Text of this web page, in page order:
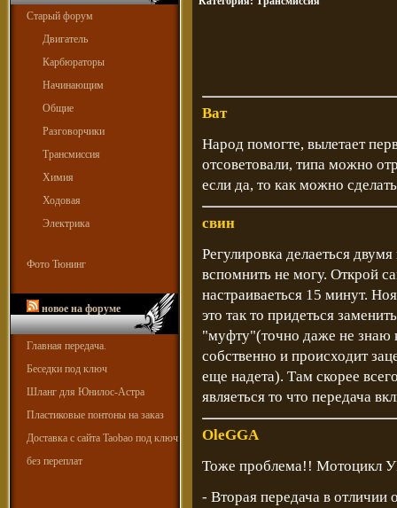
Старый форум
Двигатель
Карбюраторы
Начинающим
Общие
Разговорчики
Трансмиссия
Химия
Ходовая
Электрика
Фото Тюнинг
новое на форуме
Главная передача.
Беседки под ключ
Шланг для Юнилос-Астра
Пластиковые понтоны на заказ
Доставка с сайта Taobao под ключ
без переплат
Ват
Народ помогте, вылетает
отсоветовали, типа можно
если да, то как можно
свин
Регулировка делаеться
вспомнить не могу. Открой
настраиваеться 15 минут.
это так то придеться
"муфту"(точно даже не знаю
собственно и происходит
еще надета). Там скорее
являеться то что передача
OleGGA
Тоже проблема!! Мотоцикл
- Вторая передача в отличии